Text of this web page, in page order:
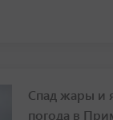
Спад жары и
погода в